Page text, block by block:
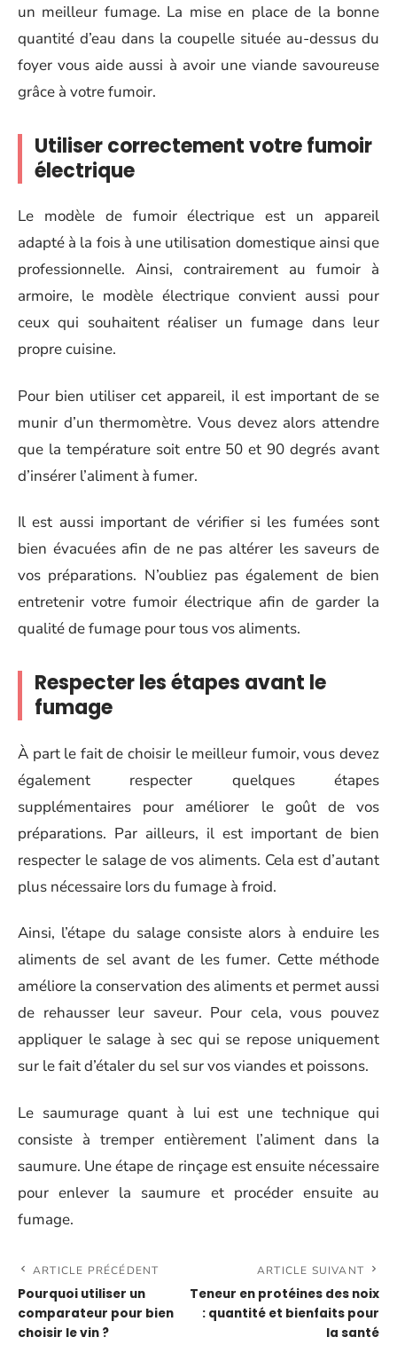
un meilleur fumage. La mise en place de la bonne
quantité d’eau dans la coupelle située au-dessus du
foyer vous aide aussi à avoir une viande savoureuse
grâce à votre fumoir.
Utiliser correctement votre fumoir
électrique
Le modèle de fumoir électrique est un appareil
adapté à la fois à une utilisation domestique ainsi que
professionnelle. Ainsi, contrairement au fumoir à
armoire, le modèle électrique convient aussi pour
ceux qui souhaitent réaliser un fumage dans leur
propre cuisine.
Pour bien utiliser cet appareil, il est important de se
munir d’un thermomètre. Vous devez alors attendre
que la température soit entre 50 et 90 degrés avant
d’insérer l’aliment à fumer.
Il est aussi important de vérifier si les fumées sont
bien évacuées afin de ne pas altérer les saveurs de
vos préparations. N’oubliez pas également de bien
entretenir votre fumoir électrique afin de garder la
qualité de fumage pour tous vos aliments.
Respecter les étapes avant le
fumage
À part le fait de choisir le meilleur fumoir, vous devez
également respecter quelques étapes
supplémentaires pour améliorer le goût de vos
préparations. Par ailleurs, il est important de bien
respecter le salage de vos aliments. Cela est d’autant
plus nécessaire lors du fumage à froid.
Ainsi, l’étape du salage consiste alors à enduire les
aliments de sel avant de les fumer. Cette méthode
améliore la conservation des aliments et permet aussi
de rehausser leur saveur. Pour cela, vous pouvez
appliquer le salage à sec qui se repose uniquement
sur le fait d’étaler du sel sur vos viandes et poissons.
Le saumurage quant à lui est une technique qui
consiste à tremper entièrement l’aliment dans la
saumure. Une étape de rinçage est ensuite nécessaire
pour enlever la saumure et procéder ensuite au
fumage.
ARTICLE PRÉCÉDENT
Pourquoi utiliser un
comparateur pour bien
choisir le vin ?
ARTICLE SUIVANT
Teneur en protéines des noix
: quantité et bienfaits pour
la santé